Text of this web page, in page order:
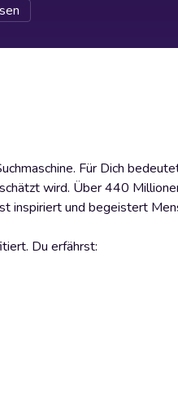
Für Dich
wird. Über 440
inspiriert und begeistert
Du erfährst: